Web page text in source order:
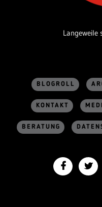
Langeweile
BLOGROLL
KONTAKT
BERATUNG